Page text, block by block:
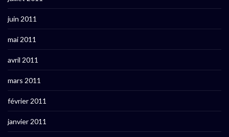
juin 2011
mai 2011
avril 2011
mars 2011
février 2011
janvier 2011